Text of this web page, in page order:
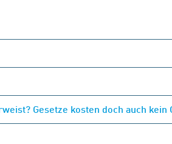
Gesetze kosten doch auch kein